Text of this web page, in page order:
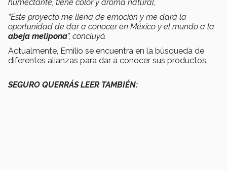
humectante, tiene color y aroma natural,
“Este proyecto me llena de emoción y me dará la
oportunidad de dar a conocer en México y el mundo a la
abeja melipona”, concluyó.
Actualmente, Emilio se encuentra en la búsqueda de
diferentes alianzas para dar a conocer sus productos.
SEGURO QUERRÁS LEER TAMBIÉN: